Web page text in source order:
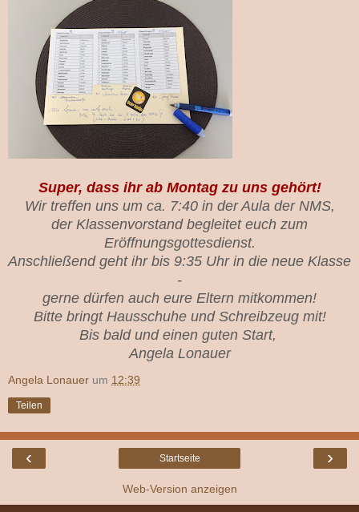
Super, dass ihr ab Montag zu uns gehört!
Wir treffen uns um ca. 7:40 in der Aula der NMS,
der Klassenvorstand begleitet euch zum
Eröffnungsgottesdienst.
Anschließend geht ihr bis 9:35 Uhr in die neue Klasse
-
gerne dürfen auch eure Eltern mitkommen!
Bitte bringt Hausschuhe und Schreibzeug mit!
Bis bald und einen guten Start,
Angela Lonauer
Angela Lonauer um 12:39
Teilen
‹ ›
Startseite
Web-Version anzeigen